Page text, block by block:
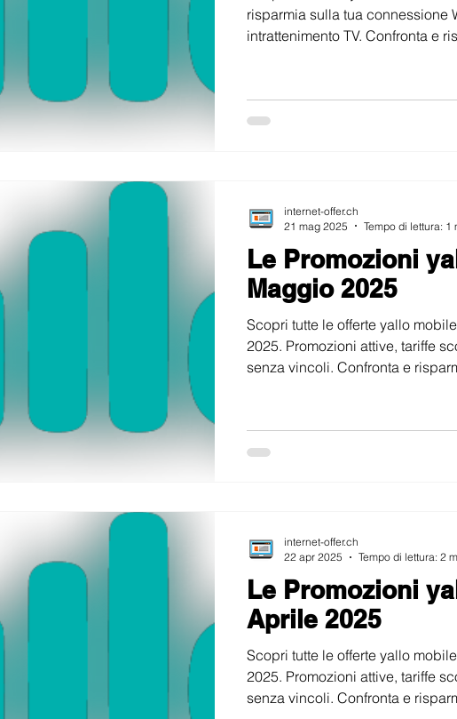
risparmia sulla tua connessione
intrattenimento TV. Confronta e
Le Promozioni
Maggio 2025
Scopri tutte le offerte yallo
2025. Promozioni attive, tariffe
senza vincoli. Confronta e
internet-offer.ch
21 mag 2025
Tempo di lettura: 1
Le Promozioni
Aprile 2025
Scopri tutte le offerte yallo
2025. Promozioni attive, tariffe
senza vincoli. Confronta e
internet-offer.ch
22 apr 2025
Tempo di lettura: 2